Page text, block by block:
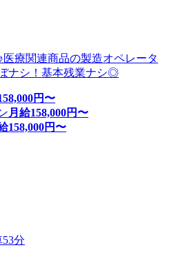
療関連商品の製造オペレータ
ナシ！基本残業ナシ◎
円〜
月給158,000円〜
158,000円〜
分